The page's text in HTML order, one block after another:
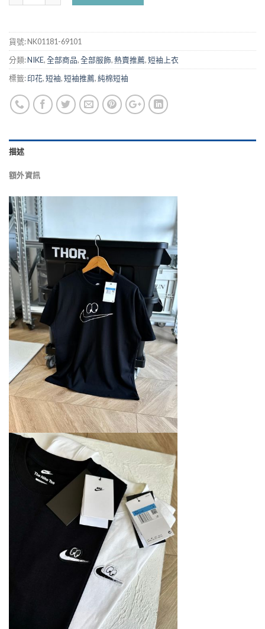
貨號:NK01181-69101
分類:NIKE,全部商品,全部服飾,熱賣推薦,短袖上衣
標籤:印花,短袖,短袖推薦,純棉短袖
描述
額外資訊